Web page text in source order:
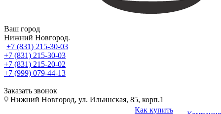
Ваш город
Нижний Новгород
+7 (831) 215-30-03
+7 (831) 215-30-03
+7 (831) 215-20-02
+7 (999) 079-44-13
Заказать звонок
Нижний Новгород, ул. Ильинская, 85, корп.1
Как купить